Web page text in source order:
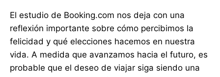
El estudio de Booking.com nos deja con una
reflexión importante sobre cómo percibimos la
felicidad y qué elecciones hacemos en nuestra
vida. A medida que avanzamos hacia el futuro, es
probable que el deseo de viajar siga siendo una